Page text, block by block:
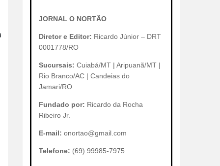
JORNAL O NORTÃO
Diretor e Editor: Ricardo Júnior – DRT
0001778/RO
Sucursais: Cuiabá/MT | Aripuanã/MT |
Rio Branco/AC | Candeias do
Jamari/RO
Fundado por: Ricardo da Rocha
Ribeiro Jr.
E-mail: onortao@gmail.com
Telefone: (69) 99985-7975